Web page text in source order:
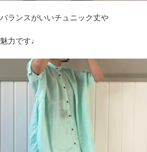
ランスがいいチュニック丈や
力です♩